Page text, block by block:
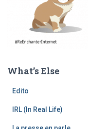
What’s Else
Edito
IRL (In Real Life)